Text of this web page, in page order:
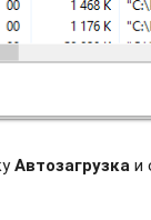
Автозагрузка и